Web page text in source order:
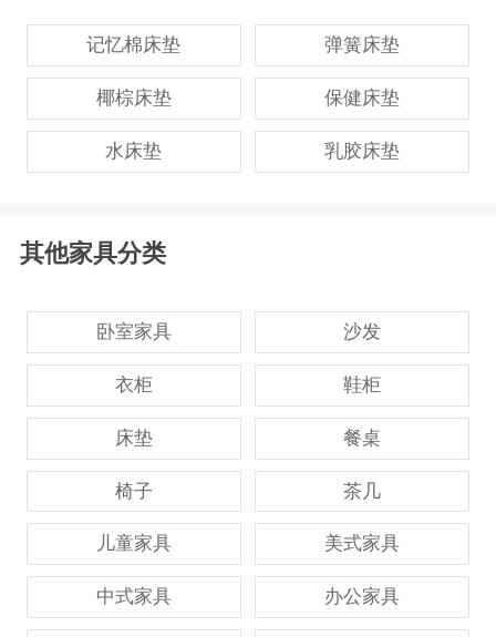
记忆棉床垫 弹簧床垫
椰棕床垫 保健床垫
水床垫 乳胶床垫
其他家具分类
卧室家具 沙发
衣柜 鞋柜
床垫 餐桌
椅子 茶几
儿童家具 美式家具
中式家具 办公家具